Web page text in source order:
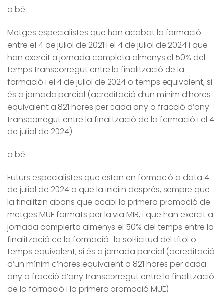
o bé
Metges especialistes que han acabat la formació
entre el 4 de juliol de 2021 i el 4 de juliol de 2024 i que
han exercit a jornada completa almenys el 50% del
temps transcorregut entre la finalització de la
formació i el 4 de juliol de 2024 o temps equivalent, si
és a jornada parcial (acreditació d’un mínim d’hores
equivalent a 821 hores per cada any o fracció d’any
transcorregut entre la finalització de la formació i el 4
de juliol de 2024)
o bé
Futurs especialistes que estan en formació a data 4
de juliol de 2024 o que la iniciïn després, sempre que
la finalitzin abans que acabi la primera promoció de
metges MUE formats per la via MIR, i que han exercit a
jornada complerta almenys el 50% del temps entre la
finalització de la formació i la sol·licitud del títol o
temps equivalent, si és a jornada parcial (acreditació
d’un mínim d’hores equivalent a 821 hores per cada
any o fracció d’any transcorregut entre la finalització
de la formació i la primera promoció MUE)